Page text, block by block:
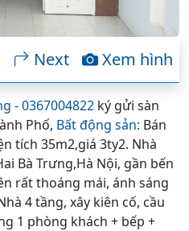
Xem hình
Next
- 0367004822 ký gửi sàn
Phố, Bất động sản: Bán
tích 35m2,giá 3ty2. Nhà
Bà Trưng,Hà Nội, gần bến
rất thoáng mái, ánh sáng
4 tầng, xây kiên cố, cầu
1 phòng khách + bếp +